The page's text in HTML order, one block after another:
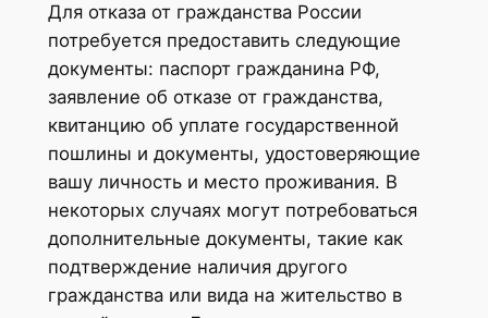
Для отказа от гражданства России
потребуется предоставить следующие
документы: паспорт гражданина РФ,
заявление об отказе от гражданства,
квитанцию об уплате государственной
пошлины и документы, удостоверяющие
вашу личность и место проживания. В
некоторых случаях могут потребоваться
дополнительные документы, такие как
подтверждение наличия другого
гражданства или вида на жительство в